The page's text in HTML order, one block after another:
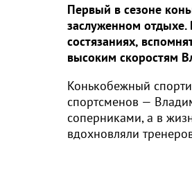
Первый в сезоне
заслуженном отдыхе.
состязаниях,
высоким скоростям
Конькобежный
спортсменов —
соперниками, а в
вдохновляли